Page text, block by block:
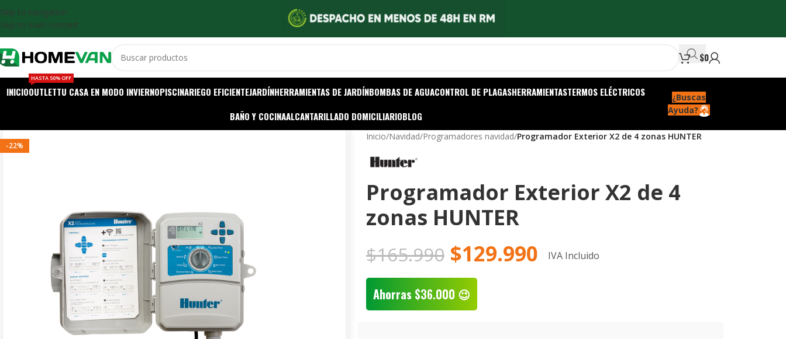
Skip to navigation
Skip to main content
$0
INICIOOUTLET
HASTA 50% OFF
TU CASA EN MODO INVIERNOPISCINARIEGO EFICIENTEJARDÍNHERRAMIENTAS DE JARDÍNBOMBAS DE AGUACONTROL DE PLAGASHERRAMIENTASTERMOS ELÉCTRICOS
BAÑO Y COCINAALCANTARILLADO DOMICILIARIOBLOG
¿Buscas
Ayuda?
-22%
Inicio/Navidad/Programadores navidad/Programador Exterior X2 de 4 zonas HUNTER
Programador Exterior X2 de 4
zonas HUNTER
$165.990 $129.990 IVA Incluido
Ahorras $36.000 😉